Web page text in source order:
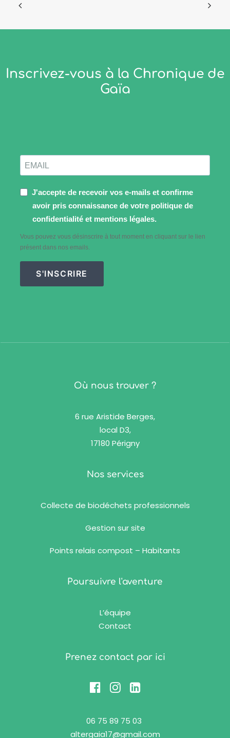
Inscrivez-vous à la Chronique de
Gaïa
J'accepte de recevoir vos e-mails et confirme
avoir pris connaissance de votre politique de
confidentialité et mentions légales.
Vous pouvez vous désinscrire à tout moment en cliquant sur le lien
présent dans nos emails.
S'INSCRIRE
Où nous trouver ?
6 rue Aristide Berges,
local D3,
17180 Périgny
Nos services
Collecte de biodéchets professionnels
Gestion sur site
Points relais compost – Habitants
Poursuivre l'aventure
L’équipe
Contact
Prenez contact par ici
06 75 89 75 03
altergaia17@gmail.com